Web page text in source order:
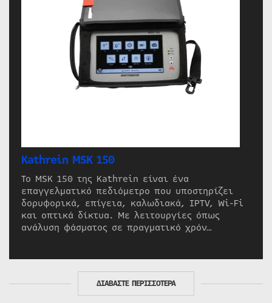
Kathrein MSK 150
Το MSK 150 της Kathrein είναι ένα
επαγγελματικό πεδιόμετρο που υποστηρίζει
δορυφορικά, επίγεια, καλωδιακά, IPTV, Wi-Fi
και οπτικά δίκτυα. Με λειτουργίες όπως
ανάλυση φάσματος σε πραγματικό χρόν…
ΔΙΑΒΑΣΤΕ ΠΕΡΙΣΣΟΤΕΡΑ